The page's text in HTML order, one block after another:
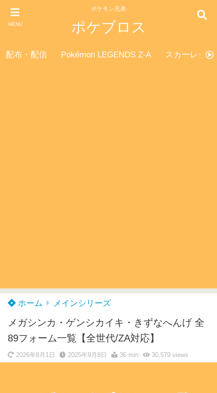
MENU
ポケモン兄弟
ポケブロス
配布・配信 Pokémon LEGENDS Z-A スカーレッ
ホーム メインシリーズ
メガシンカ・ゲンシカイキ・きずなへんげ 全
89フォーム一覧【全世代/ZA対応】
2026年8月1日 2025年9月8日 36 min 30,579views